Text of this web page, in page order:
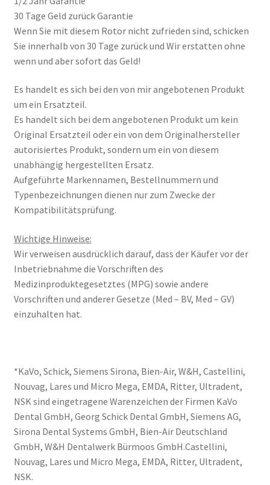
30 Tage Geld zurück Garantie
Wenn Sie mit diesem Rotor nicht zufrieden sind, schicken
Sie innerhalb von 30 Tage zurück und Wir erstatten ohne
wenn und aber sofort das Geld!
Es handelt es sich bei den von mir angebotenen Produkt
um ein Ersatzteil.
Es handelt sich bei dem angebotenen Produkt um kein
Original Ersatzteil oder ein von dem Originalhersteller
autorisiertes Produkt, sondern um ein von diesem
unabhängig hergestellten Ersatz.
Aufgeführte Markennamen, Bestellnummern und
Typenbezeichnungen dienen nur zum Zwecke der
Kompatibilitätsprüfung.
Wichtige Hinweise:
Wir verweisen ausdrücklich darauf, dass der Käufer vor der
Inbetriebnahme die Vorschriften des
Medizinproduktegesetztes (MPG) sowie andere
Vorschriften und anderer Gesetze (Med – BV, Med – GV)
einzuhalten hat.
*KaVo, Schick, Siemens Sirona, Bien-Air, W&H, Castellini,
Nouvag, Lares und Micro Mega, EMDA, Ritter, Ultradent,
NSK sind eingetragene Warenzeichen der Firmen KaVo
Dental GmbH, Georg Schick Dental GmbH, Siemens AG,
Sirona Dental Systems GmbH, Bien-Air Deutschland
GmbH, W&H Dentalwerk Bürmoos GmbH.Castellini,
Nouvag, Lares und Micro Mega, EMDA, Ritter, Ultradent,
NSK.